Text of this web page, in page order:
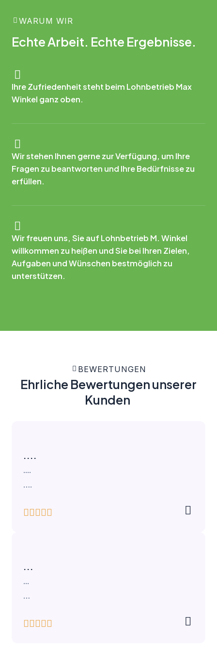
WARUM WIR
Echte Arbeit. Echte Ergebnisse.
Ihre Zufriedenheit steht beim Lohnbetrieb Max
Winkel ganz oben.
Wir stehen Ihnen gerne zur Verfügung, um Ihre
Fragen zu beantworten und Ihre Bedürfnisse zu
erfüllen.
Wir freuen uns, Sie auf Lohnbetrieb M. Winkel
willkommen zu heißen und Sie bei Ihren Zielen,
Aufgaben und Wünschen bestmöglich zu
unterstützen.
BEWERTUNGEN
Ehrliche Bewertungen unserer
Kunden ​
....
….
...
...
…